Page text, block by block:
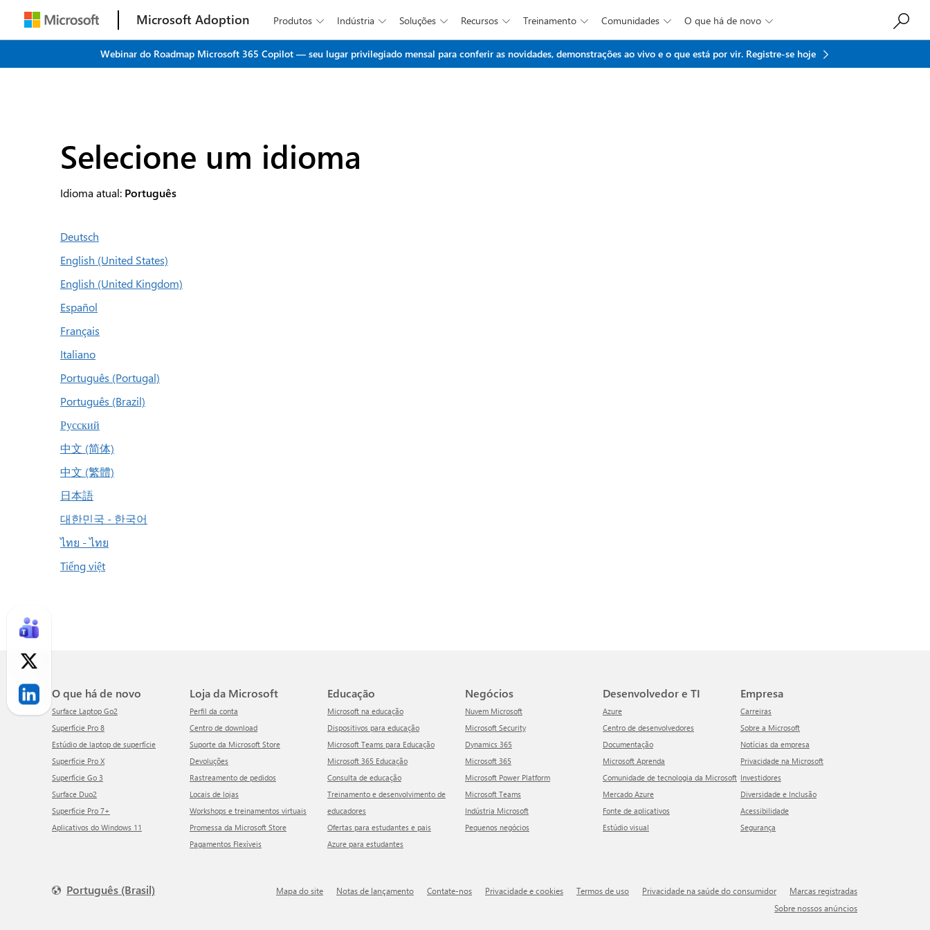
Ir para o conteúdo principal
Microsoft Adoption Produtos  Indústria  Soluções  Recursos  Treinamento  Comunidades  O que há de novo 
Webinar do Roadmap Microsoft 365 Copilot — seu lugar privilegiado mensal para conferir as novidades, demonstrações ao vivo e o que está por vir. Registre-se hoje
Selecione um idioma
Idioma atual: Português
Deutsch
English (United States)
English (United Kingdom)
Español
Français
Italiano
Português (Portugal)
Português (Brazil)
Русский
中文 (简体)
中文 (繁體)
日本語
대한민국 - 한국어
ไทย - ไทย
Tiếng việt
O que há de novo
Surface Laptop Go2
Superfície Pro 8
Estúdio de laptop de superfície
Superfície Pro X
Superfície Go 3
Surface Duo2
Superfície Pro 7+
Aplicativos do Windows 11
Loja da Microsoft
Perfil da conta
Centro de download
Suporte da Microsoft Store
Devoluções
Rastreamento de pedidos
Locais de lojas
Workshops e treinamentos virtuais
Promessa da Microsoft Store
Pagamentos Flexíveis
Educação
Microsoft na educação
Dispositivos para educação
Microsoft Teams para Educação
Microsoft 365 Educação
Consulta de educação
Treinamento e desenvolvimento de
educadores
Ofertas para estudantes e pais
Azure para estudantes
Negócios
Nuvem Microsoft
Microsoft Security
Dynamics 365
Microsoft 365
Microsoft Power Platform
Microsoft Teams
Indústria Microsoft
Pequenos negócios
Desenvolvedor e TI
Azure
Centro de desenvolvedores
Documentação
Microsoft Aprenda
Comunidade de tecnologia da Microsoft
Mercado Azure
Fonte de aplicativos
Estúdio visual
Empresa
Carreiras
Sobre a Microsoft
Notícias da empresa
Privacidade na Microsoft
Investidores
Diversidade e Inclusão
Acessibilidade
Segurança
Português (Brasil) Mapa do site Notas de lançamento Contate-nos Privacidade e cookies Termos de uso Privacidade na saúde do consumidor
Marcas registradas
Sobre nossos anúncios